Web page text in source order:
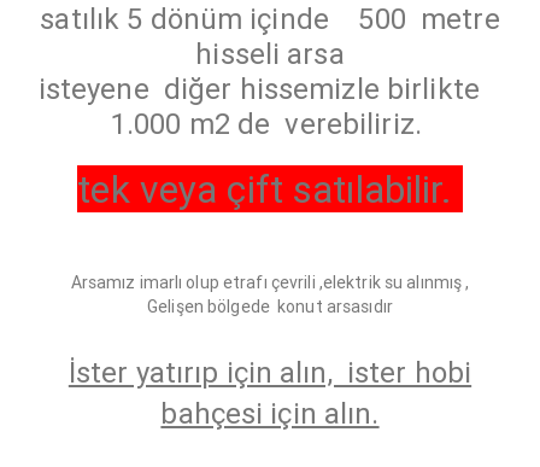
satılık 5 dönüm içinde 500 metre
hisseli arsa
isteyene diğer hissemizle birlikte
1.000 m2 de verebiliriz.
tek veya çift satılabilir.
Arsamız imarlı olup etrafı çevrili ,elektrik su alınmış ,
Gelişen bölgede konut arsasıdır
İster yatırıp için alın, ister hobi
bahçesi için alın.